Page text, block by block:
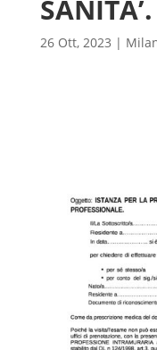
26 Ott, 2023 |